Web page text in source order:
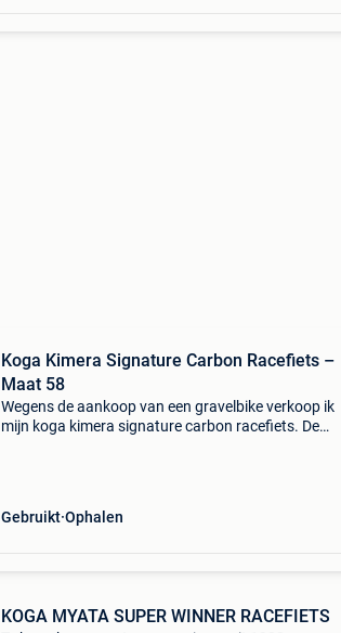
Koga Kimera Signature Carbon Racefiets –
Maat 58
Wegens de aankoop van een gravelbike verkoop ik
mijn koga kimera signature carbon racefiets. De
Gebruikt Ophalen
KOGA MYATA SUPER WINNER RACEFIETS